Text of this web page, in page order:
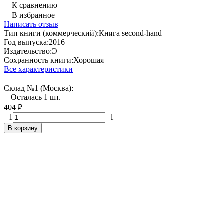
К сравнению
В избранное
Написать отзыв
Тип книги (коммерческий):Книга second-hand
Год выпуска:2016
Издательство:Э
Сохранность книги:Хорошая
Все характеристики
Склад №1 (Москва):
Осталась 1 шт.
404 ₽
1
1
В корзину